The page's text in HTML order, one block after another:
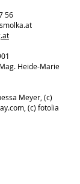
56
Mag. Heide-Marie
Meyer, (c)
(c) fotolia